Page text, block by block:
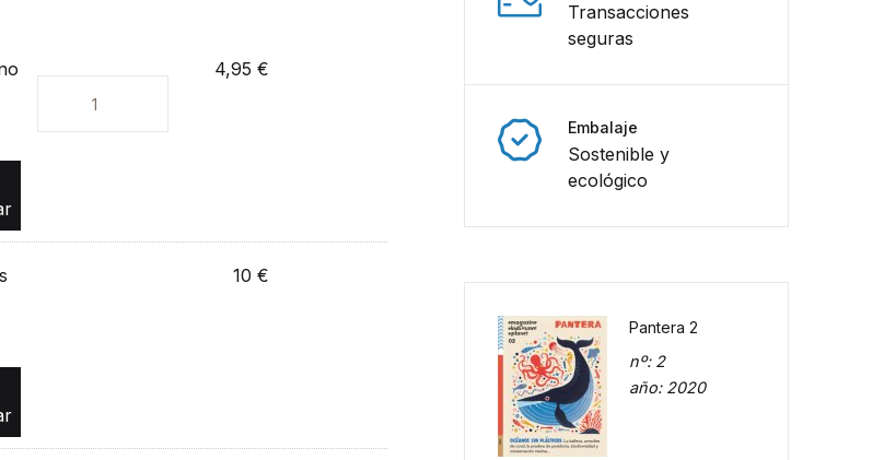
Unidades
4,95 €
10 €
Transacciones
seguras
Embalaje
Sostenible y
ecológico
Pantera 2
nº: 2
año: 2020